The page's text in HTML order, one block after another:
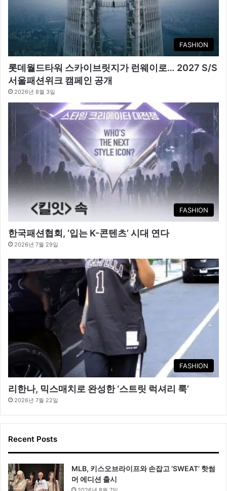
FASHION
롯데월드타워 스카이브릿지가 런웨이로… 2027 S/S
서울패션위크 캠페인 공개
2026년 8월 3일
FASHION
한국패션협회, ‘입는 K-콘텐츠’ 시대 연다
2026년 7월 29일
FASHION
리한나, 믹스매치로 완성한 ‘스트릿 럭셔리 룩’
2026년 7월 22일
Recent Posts
MLB, 키스오브라이프와 손잡고 ‘SWEAT’ 핫썸
머 에디션 출시